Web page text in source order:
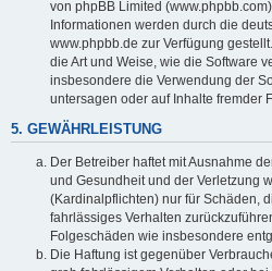
von phpBB Limited
Informationen werden durch die
www.phpbb.de zur Verfügung
die Art und Weise, wie die Software
insbesondere die Verwendung der
untersagen oder auf Inhalte fremder
5. GEWÄHRLEISTUNG
Der Betreiber haftet mit Ausnahme
und Gesundheit und der Verletzung
(Kardinalpflichten) nur für Schäden,
fahrlässiges Verhalten
Folgeschäden wie insbesondere
Die Haftung ist gegenüber